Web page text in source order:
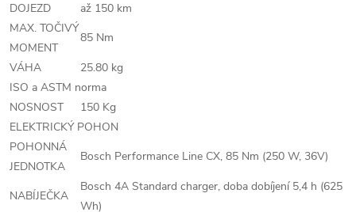
DOJEZD
až 150 km
MAX. TOČIVÝ
MOMENT
85 Nm
VÁHA
25.80 kg
ISO a ASTM norma
NOSNOST
150 Kg
ELEKTRICKÝ POHON
POHONNÁ
JEDNOTKA
Bosch Performance Line CX, 85 Nm (250 W, 36V)
NABÍJEČKA
Bosch 4A Standard charger, doba dobíjení 5,4 h (625
Wh)